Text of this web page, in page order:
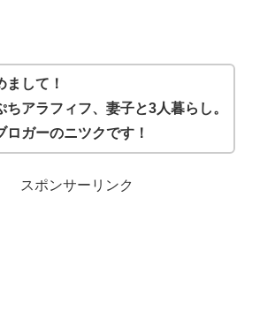
まして！
ちアラフィフ、妻子と3人暮らし。
ロガーのニツクです！
スポンサーリンク